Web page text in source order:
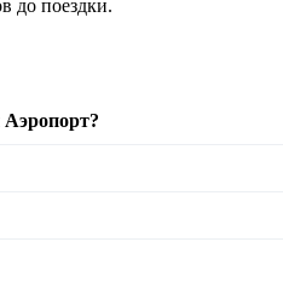
до поездки.